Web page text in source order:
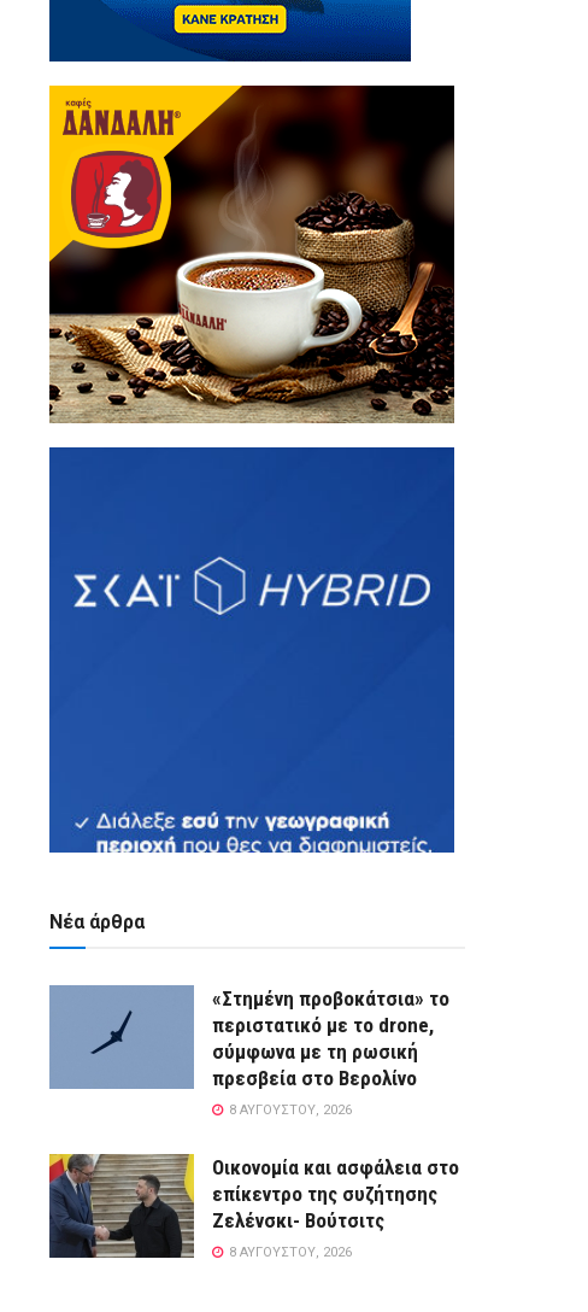
Νέα άρθρα
«Στημένη προβοκάτσια» το
περιστατικό με το drone,
σύμφωνα με τη ρωσική
πρεσβεία στο Βερολίνο
8 ΑΥΓΟΎΣΤΟΥ, 2026
Οικονομία και ασφάλεια στο
επίκεντρο της συζήτησης
Ζελένσκι- Βούτσιτς
8 ΑΥΓΟΎΣΤΟΥ, 2026